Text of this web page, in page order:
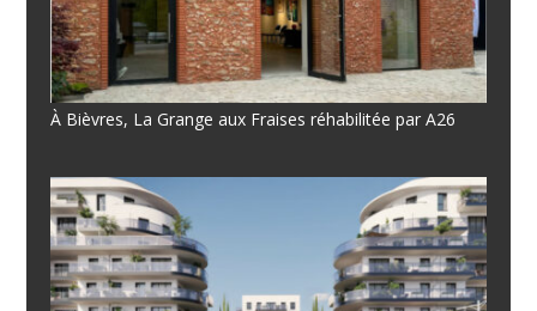
À Bièvres, La Grange aux Fraises réhabilitée par A26